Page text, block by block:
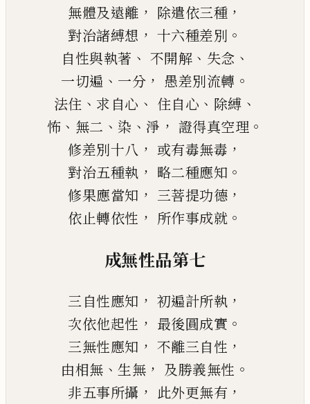
無體及遠離 ， 除遣依三種 ，
對治諸縛想 ， 十六種差別 。
自性與執著 、 不開解 、 失念 、
一切遍 、 一分 ， 愚差別流轉 。
法住 、 求自心 、 住自心 、 除縛 、
怖 、 無二 、 染 、 淨 ， 證得真空理 。
修差別十八 ， 或有毒無毒 ，
對治五種執 ， 略二種應知 。
修果應當知 ， 三菩提功德 ，
依止轉依性 ， 所作事成就 。
成無性品第七
三自性應知 ， 初遍計所執 ，
次依他起性 ， 最後圓成實 。
三無性應知 ， 不離三自性 ，
由相無 、 生無 ， 及勝義無性 。
非五事所攝 ， 此外更無有 ，